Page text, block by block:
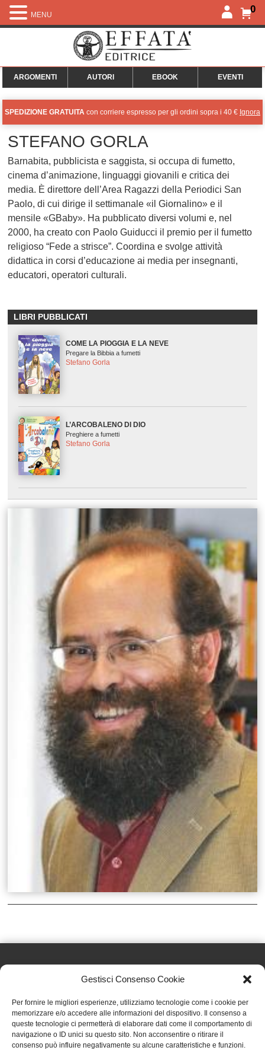
Gestisci Consenso Cookie
Per fornire le migliori esperienze, utilizziamo tecnologie come i cookie per
memorizzare e/o accedere alle informazioni del dispositivo. Il consenso a
queste tecnologie ci permetterà di elaborare dati come il comportamento di
navigazione o ID unici su questo sito. Non acconsentire o ritirare il
consenso può influire negativamente su alcune caratteristiche e funzioni.
0
ARGOMENTI AUTORI EBOOK EVENTI
SPEDIZIONE GRATUITA con corriere espresso per gli ordini sopra i 40 € Ignora
STEFANO GORLA
Barnabita, pubblicista e saggista, si occupa di fumetto,
cinema d’animazione, linguaggi giovanili e critica dei
media. È direttore dell’Area Ragazzi della Periodici San
Paolo, di cui dirige il settimanale «il Giornalino» e il
mensile «GBaby». Ha pubblicato diversi volumi e, nel
2000, ha creato con Paolo Guiducci il premio per il fumetto
religioso “Fede a strisce”. Coordina e svolge attività
didattica in corsi d’educazione ai media per insegnanti,
educatori, operatori culturali.
LIBRI PUBBLICATI
COME LA PIOGGIA E LA NEVE
Pregare la Bibbia a fumetti
Stefano Gorla
L’ARCOBALENO DI DIO
Preghiere a fumetti
Stefano Gorla
Effatà Editrice di Pellegrino Paolo SAS
C.F. e P.IVA 09655250018
Via Tre Denti, 1 - 10060 Cantalupa (TO)
Telefono: (+39) 0121 353452 - Fax: (+39) 0121 353839
MENU